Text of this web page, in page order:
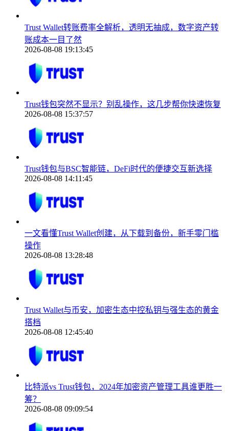
Trust Wallet转账费率全解析，透明无抽成，数字资产转
账成本一目了然
2026-08-08 19:13:45
Trust钱包突然不显示？别乱操作，这几步帮你快速恢复
2026-08-08 15:37:57
Trust钱包与BSC智能链，DeFi时代的便捷交互新选择
2026-08-08 14:11:45
一文看懂Trust Wallet创建，从下载到备份，新手零门槛
操作
2026-08-08 13:28:48
Trust Wallet与币安，加密生态中控私钥与强生态的黄金
搭档
2026-08-08 12:45:40
比特派vs Trust钱包，2024年加密资产管理工具谁更胜一
筹？
2026-08-08 09:09:54